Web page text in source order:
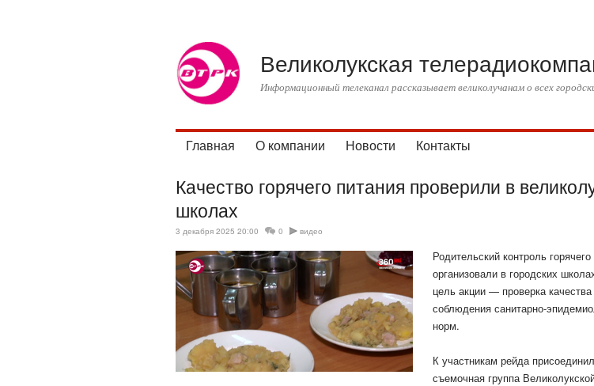
Великолукская
Информационный телеканал рассказывает великолучанам о всех
Главная О компании Новости Контакты
Качество горячего питания проверили в
школах
3 декабря 2025 20:00 0 видео
Родительский контроль
организовали в городских
цель акции — проверка
соблюдения санитарно-
норм.
К участникам рейда
съемочная группа